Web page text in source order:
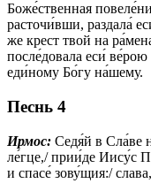
Боже́ственная
расточи́вши, раздала́
же крест твой на
после́довала еси́
еди́ному Бо́гу на́шему.
Песнь 4
Ирмос: Седя́й в Сла́ве
ле́гце,/ прии́де Иису́с
и спасе́ зову́щия:/